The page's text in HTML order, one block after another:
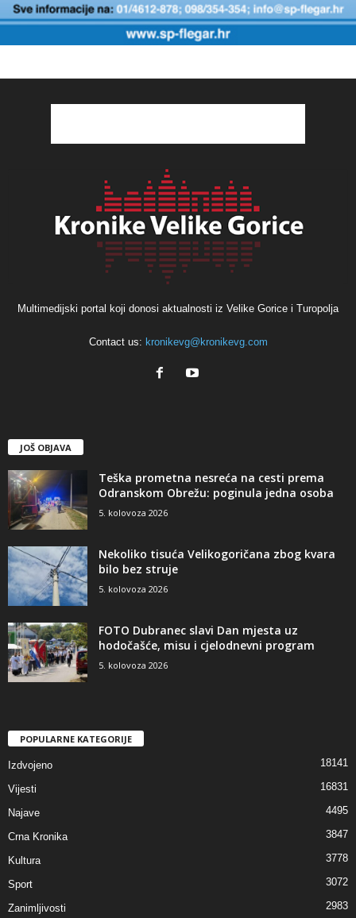
Multimedijski portal koji donosi aktualnosti iz Velike Gorice i Turopolja
Contact us: kronikevg@kronikevg.com
JOŠ OBJAVA
Teška prometna nesreća na cesti prema
Odranskom Obrežu: poginula jedna osoba
5. kolovoza 2026
Nekoliko tisuća Velikogoričana zbog kvara
bilo bez struje
5. kolovoza 2026
FOTO Dubranec slavi Dan mjesta uz
hodočašće, misu i cjelodnevni program
5. kolovoza 2026
POPULARNE KATEGORIJE
Izdvojeno 18141
Vijesti 16831
Najave 4495
Crna Kronika 3847
Kultura 3778
Sport 3072
Zanimljivosti 2983